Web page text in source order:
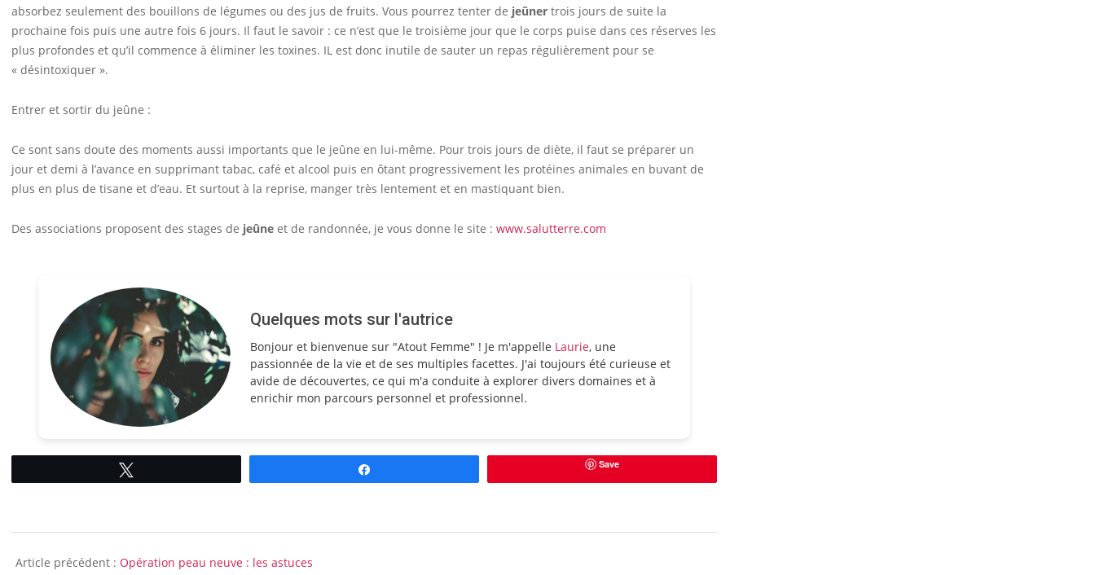
absorbez seulement des bouillons de légumes ou des jus de fruits. Vous pourrez tenter de jeûner trois jours de suite la
prochaine fois puis une autre fois 6 jours. Il faut le savoir : ce n’est que le troisième jour que le corps puise dans ces réserves les
plus profondes et qu’il commence à éliminer les toxines. IL est donc inutile de sauter un repas régulièrement pour se
« désintoxiquer ».
Entrer et sortir du jeûne :
Ce sont sans doute des moments aussi importants que le jeûne en lui-même. Pour trois jours de diète, il faut se préparer un
jour et demi à l’avance en supprimant tabac, café et alcool puis en ôtant progressivement les protéines animales en buvant de
plus en plus de tisane et d’eau. Et surtout à la reprise, manger très lentement et en mastiquant bien.
Des associations proposent des stages de jeûne et de randonnée, je vous donne le site : www.salutterre.com
Quelques mots sur l'autrice
Bonjour et bienvenue sur "Atout Femme" ! Je m'appelle Laurie, une
passionnée de la vie et de ses multiples facettes. J'ai toujours été curieuse et
avide de découvertes, ce qui m'a conduite à explorer divers domaines et à
enrichir mon parcours personnel et professionnel.
Save
04-
Article précédent : Opération peau neuve : les astuces